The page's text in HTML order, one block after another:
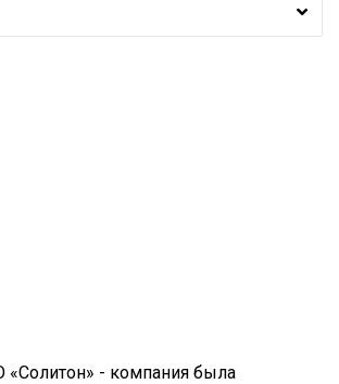
- компания была